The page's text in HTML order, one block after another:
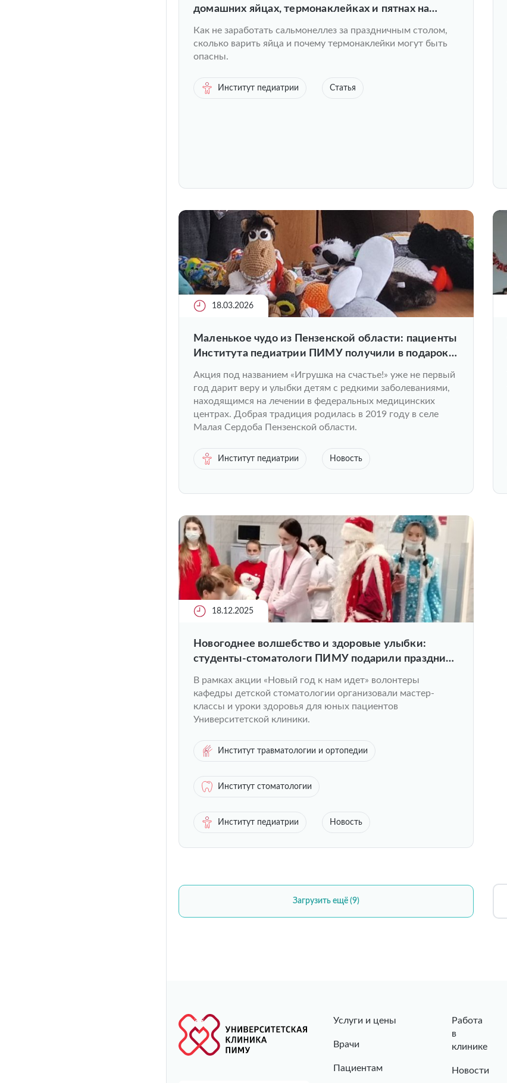
домашних яйцах, термонаклейках и пятнах на
Как не заработать сальмонеллез за праздничным столом,
сколько варить яйца и почему термонаклейки могут быть
опасны.
Институт педиатрии Статья
18.03.2026
Маленькое чудо из Пензенской области: пациенты
Института педиатрии ПИМУ получили в подарок
Акция под названием «Игрушка на счастье!» уже не первый
год дарит веру и улыбки детям с редкими заболеваниями,
находящимся на лечении в федеральных медицинских
центрах. Добрая традиция родилась в 2019 году в селе
Малая Сердоба Пензенской области.
Институт педиатрии Новость
18.12.2025
Новогоднее волшебство и здоровые улыбки:
студенты-стоматологи ПИМУ подарили праздник
В рамках акции «Новый год к нам идет» волонтеры
кафедры детской стоматологии организовали мастер-
классы и уроки здоровья для юных пациентов
Университетской клиники.
Институт травматологии и ортопедии
Институт стоматологии
Институт педиатрии Новость
Загрузить ещё (9)
Услуги и цены
Врачи
Пациентам
Работа
в
клинике
Новости